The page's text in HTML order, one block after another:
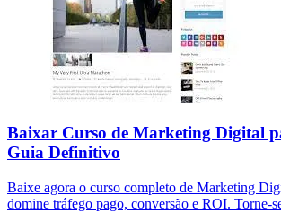
Baixar Curso de Marketing Digital
Guia Definitivo
Baixe agora o curso completo de Marketing
domine tráfego pago, conversão e ROI. Torne-